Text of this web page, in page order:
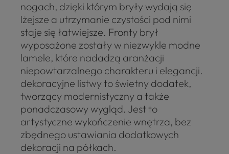
nogach, dzięki którym bryły wydają się
lżejsze a utrzymanie czystości pod nimi
staje się łatwiejsze. Fronty brył
wyposażone zostały w niezwykle modne
lamele, które nadadzą aranżacji
niepowtarzalnego charakteru i elegancji.
dekoracyjne listwy to świetny dodatek,
tworzący modernistyczny a także
ponadczasowy wygląd. Jest to
artystyczne wykończenie wnętrza, bez
zbędnego ustawiania dodatkowych
dekoracji na półkach.